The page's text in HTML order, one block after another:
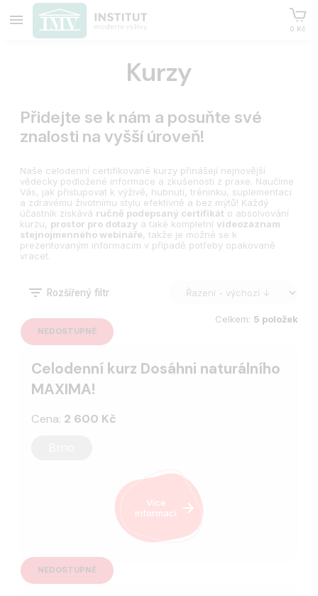
0 Kč
Kurzy
Přidejte se k nám a posuňte své
znalosti na vyšší úroveň!
Naše celodenní certifikované kurzy přinášejí nejnovější
vědecky podložené informace a zkušenosti z praxe. Naučíme
Vás, jak přistupovat k výživě, hubnutí, tréninku, suplementaci
a zdravému životnímu stylu efektivně a bez mýtů! Každý
účastník získává ručně podepsaný certifikát o absolvování
kurzu, prostor pro dotazy a také kompletní videozáznam
stejnojmenného webináře, takže je možné se k
prezentovaným informacím v případě potřeby opakovaně
vracet.
Rozšířený filtr
Celkem: 5 položek
NEDOSTUPNÉ
Celodenní kurz Dosáhni naturálního
MAXIMA!
Cena: 2 600 Kč
Více
informací
NEDOSTUPNÉ